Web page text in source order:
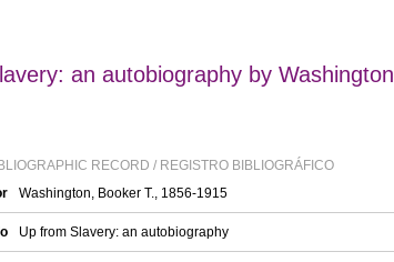
an autobiography by Washington
RECORD / REGISTRO BIBLIOGRÁFICO
Washington, Booker T., 1856-1915
Up from Slavery: an autobiography